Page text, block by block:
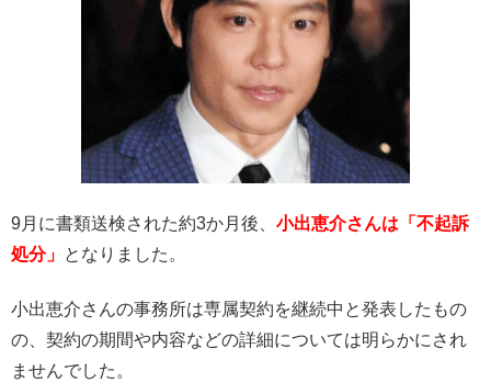
9月に書類送検された約3か月後、 小出恵介さんは「不起訴
処分」 となりました。
小出恵介さんの事務所は専属契約を継続中と発表したもの
の、契約の期間や内容などの詳細については明らかにされ
ませんでした。